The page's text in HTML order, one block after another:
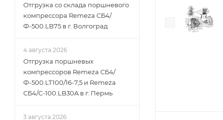
Отгрузка со склада поршневого
компрессора Remeza СБ4/
Ф-500.LB75 в г. Волгоград
4 августа 2026
Отгрузка поршневых
компрессоров Remeza СБ4/
Ф-500.LT100/16-7,5 и Remeza
СБ4/С-100.LB30A в г. Пермь
3 августа 2026